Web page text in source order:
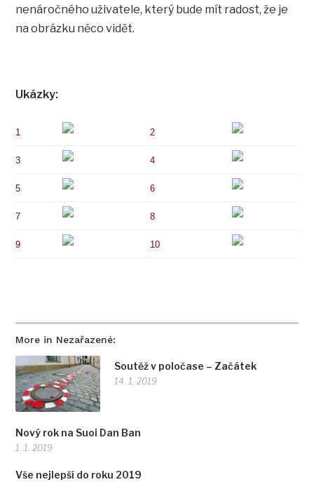
More in Nezařazené:
Soutěž v poločase – Začátek
14. 1. 2019
Nový rok na Suoi Dan Ban
1. 1. 2019
Vše nejlepší do roku 2019
nenáročného uživatele, který bude mít radost, že je
na obrázku něco vidět.
Ukázky:
1 2
3 4
5 6
7 8
9 10